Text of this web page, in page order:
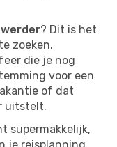
? Dit is het
zoeken.
die je nog
voor een
of dat
uitstelt.
supermakkelijk,